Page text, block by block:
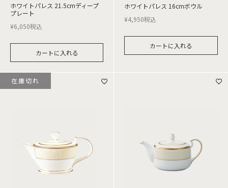
ホワイトパレス 21.5cmディープ
プレート
¥6,050税込
カートに入れる
ホワイトパレス 16cmボウル
¥4,950税込
カートに入れる
在庫切れ